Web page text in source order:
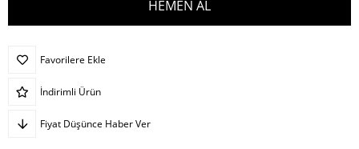
Favorilere Ekle
İndirimli Ürün
Fiyat Düşünce Haber Ver